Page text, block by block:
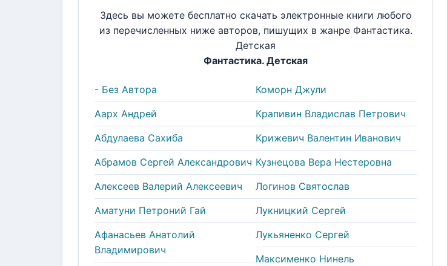
Здесь вы можете бесплатно скачать электронные книги любого
из перечисленных ниже авторов, пишущих в жанре Фантастика.
Детская
Фантастика. Детская
- Без Автора
Аарх Андрей
Абдулаева Сахиба
Абрамов Сергей Александрович
Алексеев Валерий Алексеевич
Аматуни Петроний Гай
Афанасьев Анатолий
Владимирович
Коморн Джули
Крапивин Владислав Петрович
Крижевич Валентин Иванович
Кузнецова Вера Нестеровна
Логинов Святослав
Лукницкий Сергей
Лукьяненко Сергей
Максименко Нинель